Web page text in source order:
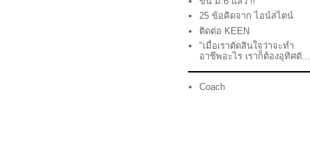
25 ข้อคิดจาก ไอน์สไตน์
ติดต่อ KEEN
"เมื่อเราตัดสินใจว่าจะทำ
อาชีพอะไร เราก็ต้องอุทิศตั...
Coach